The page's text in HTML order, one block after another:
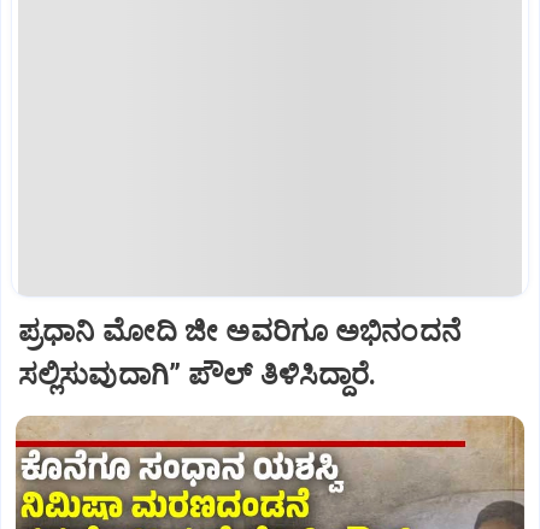
ಪ್ರಧಾನಿ ಮೋದಿ ಜೀ ಅವರಿಗೂ ಅಭಿನಂದನೆ
ಸಲ್ಲಿಸುವುದಾಗಿ” ಪೌಲ್‌ ತಿಳಿಸಿದ್ದಾರೆ.